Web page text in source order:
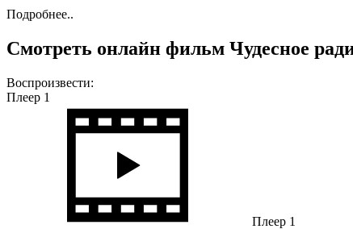
Подробнее..
Смотреть онлайн фильм Чудесное
Воспроизвести:
Плеер 1
Плеер 1